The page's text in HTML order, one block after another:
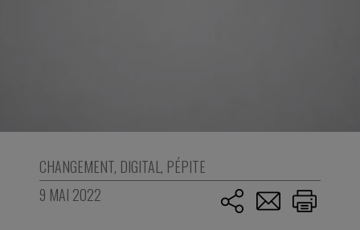
CHANGEMENT, DIGITAL, PÉPITE
9 MAI 2022